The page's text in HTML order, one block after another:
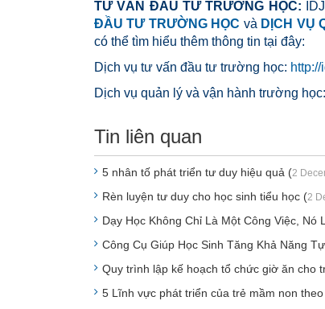
TƯ VẤN ĐẦU TƯ TRƯỜNG HỌC:
ĐẦU TƯ TRƯỜNG HỌC và DỊCH VỤ
có thể tìm hiểu thêm thông tin tại đây:
Dịch vụ tư vấn đầu tư trường học:
Dịch vụ quản lý và vận hành trường học:
Tin liên quan
5 nhân tố phát triển tư duy hiệu quả (2
Rèn luyện tư duy cho học sinh tiểu học (2
Dạy Học Không Chỉ Là Một Công Việc, Nó
Công Cụ Giúp Học Sinh Tăng Khả Năng
Quy trình lập kế hoạch tổ chức giờ ăn cho
5 Lĩnh vực phát triển của trẻ mầm non